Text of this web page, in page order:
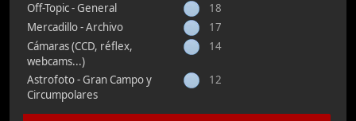
Off-Topic - General
18
Mercadillo - Archivo
17
Cámaras (CCD, réflex,
webcams...)
14
Astrofoto - Gran Campo y
Circumpolares
12